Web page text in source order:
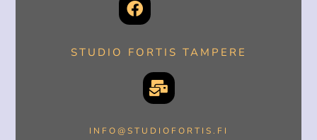
STUDIO FORTIS TAMPERE
INFO@STUDIOFORTIS.FI